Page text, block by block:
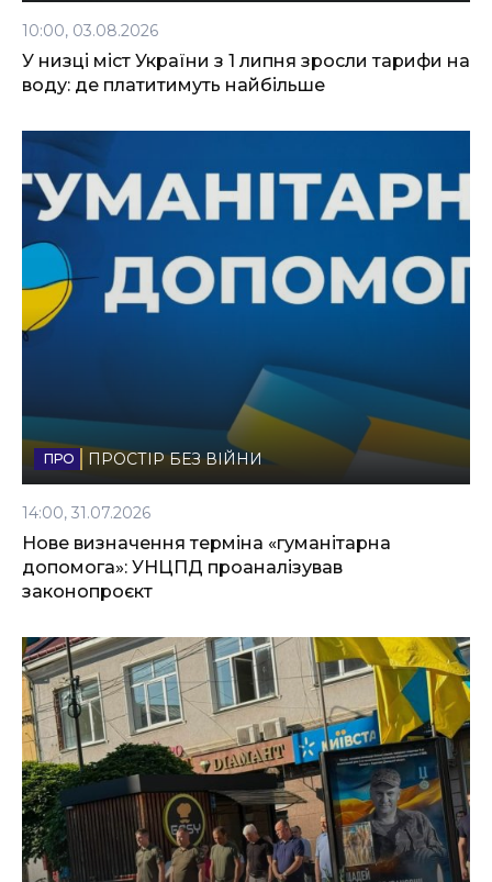
10:00, 03.08.2026
У низці міст України з 1 липня зросли тарифи на
воду: де платитимуть найбільше
ПРОСТІР БЕЗ ВІЙНИ
14:00, 31.07.2026
Нове визначення терміна «гуманітарна
допомога»: УНЦПД проаналізував
законопроєкт